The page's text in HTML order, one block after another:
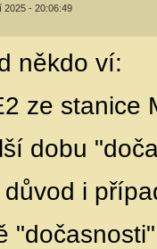
2025 - 20:06:49
někdo ví:
ze stanice
dobu
důvod i